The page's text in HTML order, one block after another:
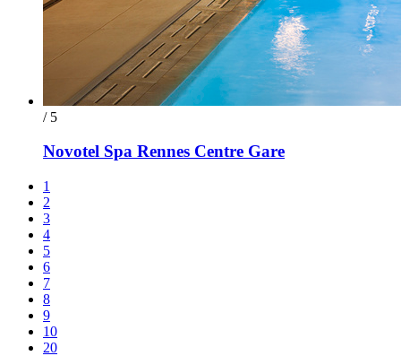
/ 5
Novotel Spa Rennes Centre Gare
1
2
3
4
5
6
7
8
9
10
20